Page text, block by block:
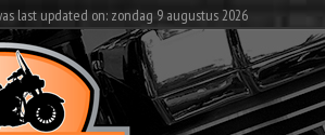
last updated on: zondag 9 augustus 2026